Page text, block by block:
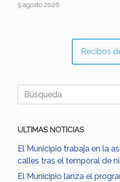
5 agosto 2026
Recibos
Buscar:
ULTIMAS NOTICIAS
El Municipio trabaja en la
calles tras el temporal de
El Municipio lanza el